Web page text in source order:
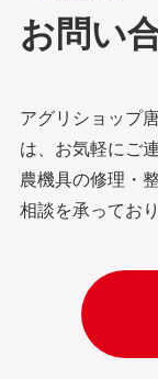
お問い
アグリショップ
は、お気軽にご
農機具の修理・
相談を承っており